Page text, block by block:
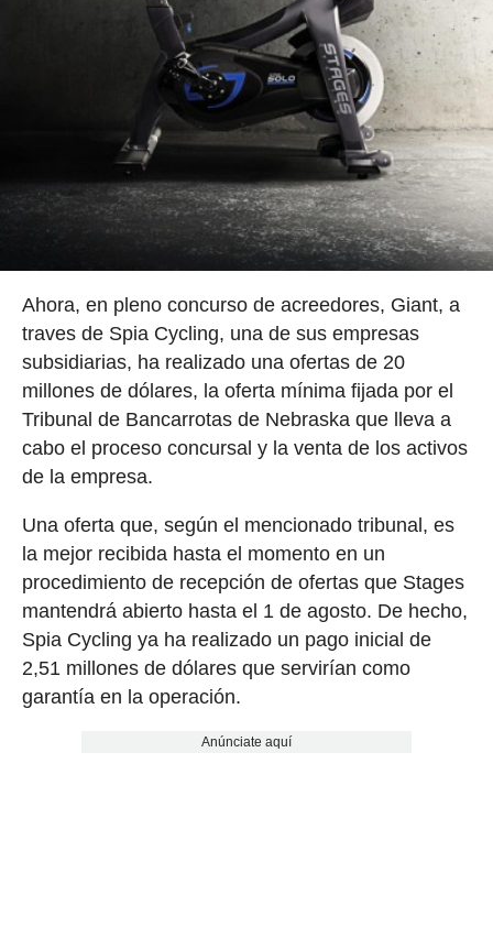
Ahora, en pleno concurso de acreedores, Giant, a
traves de Spia Cycling, una de sus empresas
subsidiarias, ha realizado una ofertas de 20
millones de dólares, la oferta mínima fijada por el
Tribunal de Bancarrotas de Nebraska que lleva a
cabo el proceso concursal y la venta de los activos
de la empresa.
Una oferta que, según el mencionado tribunal, es
la mejor recibida hasta el momento en un
procedimiento de recepción de ofertas que Stages
mantendrá abierto hasta el 1 de agosto. De hecho,
Spia Cycling ya ha realizado un pago inicial de
2,51 millones de dólares que servirían como
garantía en la operación.
Anúnciate aquí